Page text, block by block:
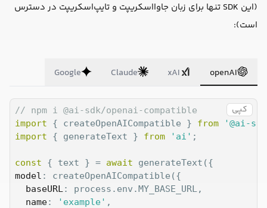
(این SDK تنها برای زبان جاوااسکریپت و تایپ‌اسکریپت در دسترس
است):
openAI
xAI
Claude
Google
کپی
// npm i @ai-sdk/openai-compatible
import { createOpenAICompatible } from
'@ai-
import { generateText } from 'ai' ;
const { text } = await
model : createOpenAICompatible({
baseURL : process.env.MY_BASE_URL,
name: 'example' ,